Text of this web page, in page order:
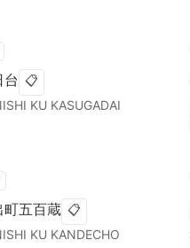
台 📋
KU KASUGADAI
町五百蔵 📋
KU KANDECHO